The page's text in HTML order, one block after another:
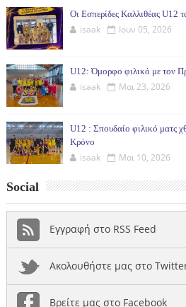
Οι Εσπερίδες Καλλιθέας U12
isaak Ιουν 05, 2026
U12: Όμορφο φιλικό με τον
isaak Μαι 23, 2026
U12 : Σπουδαίο φιλικό ματς
Κρόνο
isaak Μαι 10, 2026
Social
Εγγραφή στο RSS Feed
Ακολουθήστε μας στο
Βρείτε μας στο Facebook